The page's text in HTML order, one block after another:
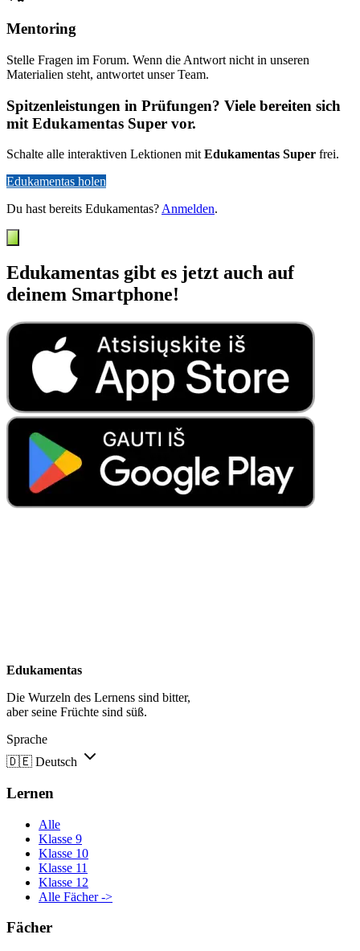
Mentoring
Stelle Fragen im Forum. Wenn die Antwort nicht in unseren
Materialien steht, antwortet unser Team.
Spitzenleistungen in Prüfungen? Viele bereiten sich
mit Edukamentas Super vor.
Schalte alle interaktiven Lektionen mitEdukamentas Super frei.
Edukamentas holen
Du hast bereits Edukamentas?Anmelden.
Edukamentas gibt es jetzt auch auf
deinem Smartphone!
Edukamentas
Die Wurzeln des Lernens sind bitter,
aber seine Früchte sind süß.
Sprache
🇩🇪 Deutsch
Lernen
Alle
Klasse 9
Klasse 10
Klasse 11
Klasse 12
Alle Fächer ->
Fächer